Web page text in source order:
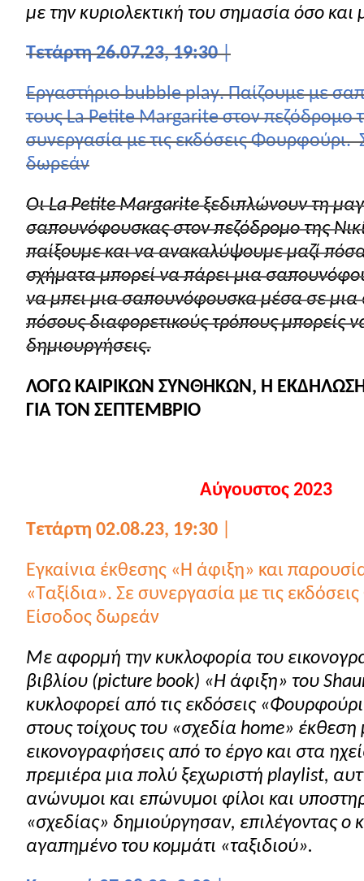
με την κυριολεκτική του σημασία όσο και
Τετάρτη 26.07.23, 19:30|
Εργαστήριοbubble play. Παίζουμε με
τουςLa Petite Margariteστον πεζόδρομο
συνεργασία με τις εκδόσεις Φουρφούρι.
δωρεάν
ΟιLa Petite Margariteξεδιπλώνουν τη
σαπουνόφουσκας στον πεζόδρομο της
παίξουμε και να ανακαλύψουμε μαζί
σχήματα μπορεί να πάρει μια
να μπει μια σαπουνόφουσκα μέσα σε μια
πόσους διαφορετικούς τρόπους μπορείς
δημιουργήσεις.
ΛΟΓΩ ΚΑΙΡΙΚΩΝ ΣΥΝΘΗΚΩΝ, Η
ΓΙΑ ΤΟΝ ΣΕΠΤΕΜΒΡΙΟ
Αύγουστος 2023
Τετάρτη 02.08.23, 19:30
Εγκαίνια έκθεσης «Η άφιξη» και
«Ταξίδια». Σε συνεργασία με τις
Είσοδος δωρεάν
Με αφορμή την κυκλοφορία του
βιβλίου (picture book) «Η άφιξη» του
κυκλοφορεί από τις εκδόσεις
στους τοίχους του «σχεδία home» έκθεση
εικονογραφήσεις από το έργο και στα
πρεμιέρα μια πολύ ξεχωριστή playlist,
ανώνυμοι και επώνυμοι φίλοι και
«σχεδίας» δημιούργησαν, επιλέγοντας ο
αγαπημένο του κομμάτι «ταξιδιού».